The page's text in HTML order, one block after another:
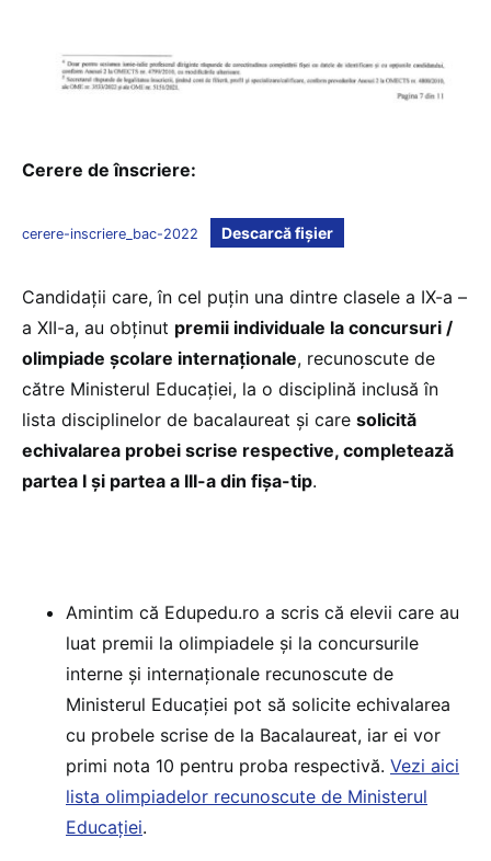
Cerere de înscriere:
cerere-inscriere_bac-2022 Descarcă fișier
Candidații care, în cel puțin una dintre clasele a IX-a –
a XII-a, au obținut premii individuale la concursuri /
olimpiade școlare internaționale, recunoscute de
către Ministerul Educației, la o disciplină inclusă în
lista disciplinelor de bacalaureat și care solicită
echivalarea probei scrise respective, completează
partea I și partea a III-a din fișa-tip.
Amintim că Edupedu.ro a scris că elevii care au
luat premii la olimpiadele și la concursurile
interne și internaționale recunoscute de
Ministerul Educației pot să solicite echivalarea
cu probele scrise de la Bacalaureat, iar ei vor
primi nota 10 pentru proba respectivă. Vezi aici
lista olimpiadelor recunoscute de Ministerul
Educației.